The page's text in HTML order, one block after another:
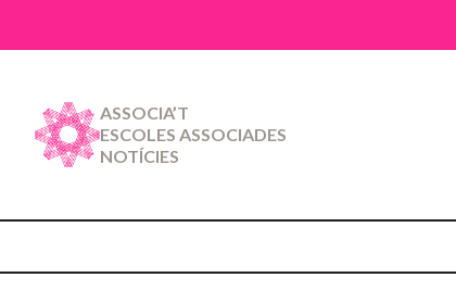
ASSOCIA’T
ESCOLES ASSOCIADES
NOTÍCIES